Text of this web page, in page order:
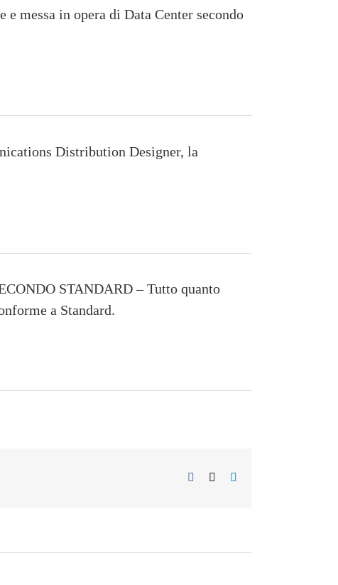
messa in opera di Data Center secondo
Distribution Designer, la
STANDARD – Tutto quanto
a Standard.
Facebook